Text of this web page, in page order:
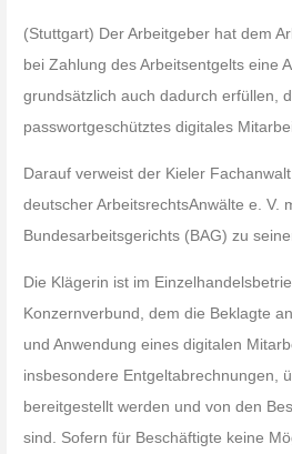
(Stuttgart) Der Arbeitgeber hat dem
bei Zahlung des Arbeitsentgelts eine
grundsätzlich auch dadurch erfüllen,
passwortgeschütztes digitales
Darauf verweist der Kieler
deutscher ArbeitsrechtsAnwälte e. V.
Bundesarbeitsgerichts (BAG) zu
Die Klägerin ist im
Konzernverbund, dem die Beklagte
und Anwendung eines digitalen
insbesondere Entgeltabrechnungen,
bereitgestellt werden und von den
sind. Sofern für Beschäftigte keine